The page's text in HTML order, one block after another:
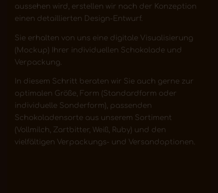
aussehen wird, erstellen wir nach der Konzeption
einen detaillierten Design-Entwurf.
Sie erhalten von uns eine digitale Visualisierung
(Mockup) Ihrer individuellen Schokolade und
Verpackung.
In diesem Schritt beraten wir Sie auch gerne zur
optimalen Größe, Form (Standardform oder
individuelle Sonderform), passenden
Schokoladensorte aus unserem Sortiment
(Vollmilch, Zartbitter, Weiß, Ruby) und den
vielfältigen Verpackungs- und Versandoptionen.